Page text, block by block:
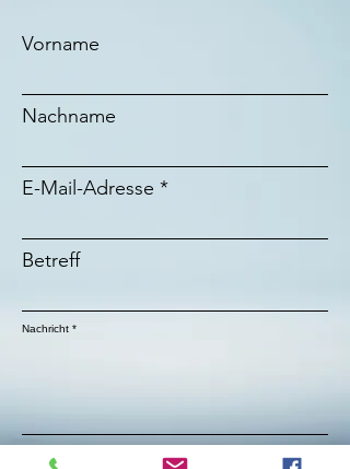
Vorname
Nachname
E-Mail-Adresse
Betreff
Nachricht
Absenden